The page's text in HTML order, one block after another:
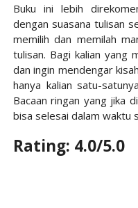
Buku ini lebih
dengan suasana tulisan
memilih dan memilah
tulisan. Bagi kalian yang
dan ingin mendengar
hanya kalian satu-
Bacaan ringan yang jika
bisa selesai dalam waktu
Rating: 4.0/5.0